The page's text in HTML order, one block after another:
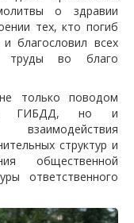
о здравии
тех, кто погиб
благословил всех
труды во благо
только поводом
ГИБДД, но и
структур и
общественной
ответственного